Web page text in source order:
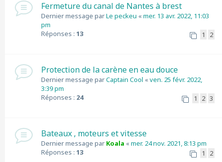
Fermeture du canal de Nantes à brest
Dernier message parLe peckeu «mer. 13 avr. 2022, 11:03
pm
Réponses : 13 1 2
Protection de la carène en eau douce
Dernier message parCaptain Cool «ven. 25 févr. 2022,
3:39 pm
Réponses : 24 1 2 3
Bateaux , moteurs et vitesse
Dernier message par Koala «mer. 24 nov. 2021, 8:13 pm
Réponses : 13 1 2